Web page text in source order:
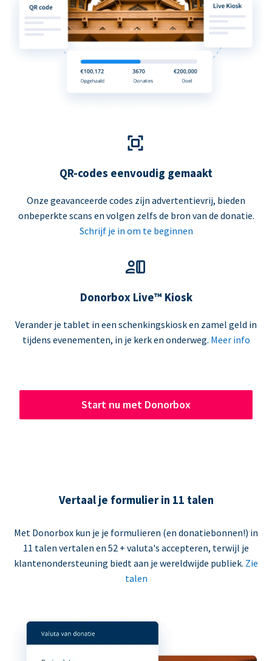
QR-codes eenvoudig gemaakt
Onze geavanceerde codes zijn advertentievrij, bieden
onbeperkte scans en volgen zelfs de bron van de donatie.
Schrijf je in om te beginnen
Donorbox Live™ Kiosk
Verander je tablet in een schenkingskiosk en zamel geld in
tijdens evenementen, in je kerk en onderweg. Meer info
Start nu met Donorbox
Vertaal je formulier in 11 talen
Met Donorbox kun je je formulieren (en donatiebonnen!) in
11 talen vertalen en 52 + valuta's accepteren, terwijl je
klantenondersteuning biedt aan je wereldwijde publiek. Zie
talen